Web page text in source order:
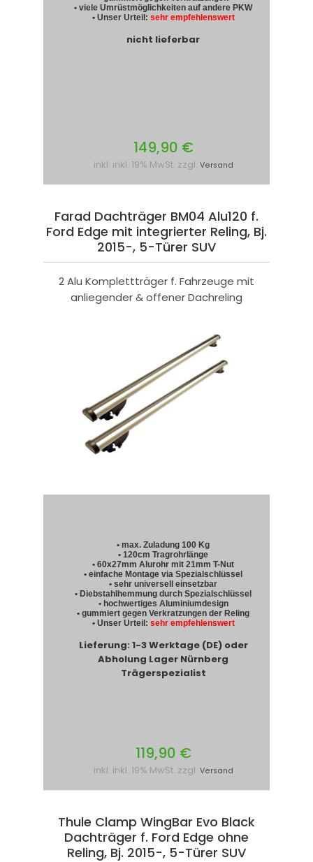
• viele Umrüstmöglichkeiten auf andere PKW
• Unser Urteil: sehr empfehlenswert
nicht lieferbar
149,90 €
inkl. inkl. 19% MwSt. zzgl. Versand
Farad Dachträger BM04 Alu120 f.
Ford Edge mit integrierter Reling, Bj.
2015-, 5-Türer SUV
2 Alu Komplettträger f. Fahrzeuge mit
anliegender & offener Dachreling
• max. Zuladung 100 Kg
• 120cm Tragrohrlänge
• 60x27mm Alurohr mit 21mm T-Nut
• einfache Montage via Spezialschlüssel
• sehr universell einsetzbar
• Diebstahlhemmung durch Spezialschlüssel
• hochwertiges Aluminiumdesign
• gummiert gegen Verkratzungen der Reling
• Unser Urteil: sehr empfehlenswert
Lieferung: 1-3 Werktage (DE) oder
Abholung Lager Nürnberg
Trägerspezialist
119,90 €
inkl. inkl. 19% MwSt. zzgl. Versand
Thule Clamp WingBar Evo Black
Dachträger f. Ford Edge ohne
Reling, Bj. 2015-, 5-Türer SUV